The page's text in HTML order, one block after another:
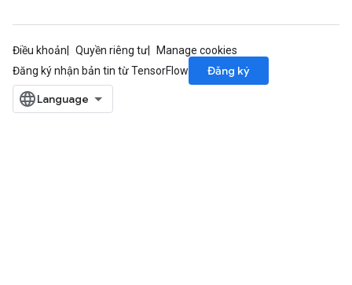
Điều khoản Quyền riêng tư
Manage cookies
Đăng ký nhận bản tin từ TensorFlow
Đăng ký